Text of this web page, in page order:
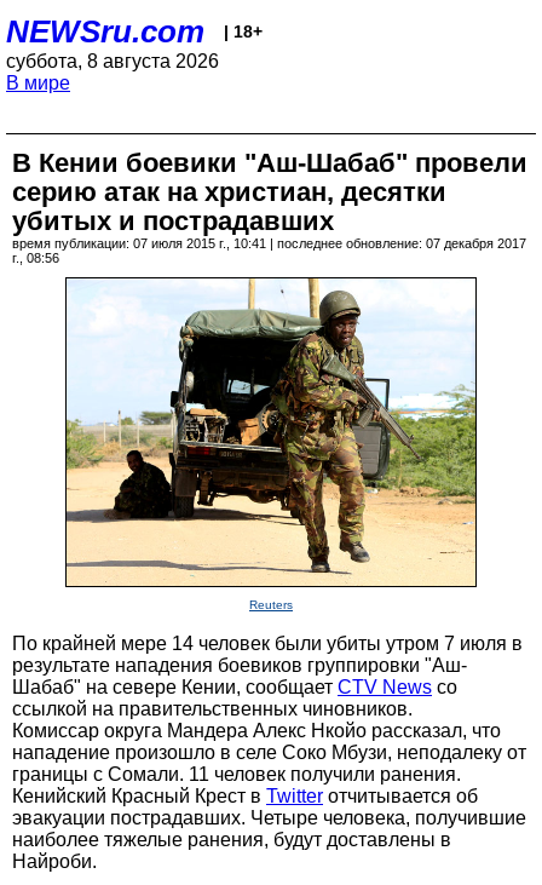
NEWSru.com | 18+
суббота, 8 августа 2026
В мире
В Кении боевики "Аш-Шабаб" провели
серию атак на христиан, десятки
убитых и пострадавших
время публикации: 07 июля 2015 г., 10:41 | последнее обновление: 07 декабря 2017
г., 08:56
Reuters
По крайней мере 14 человек были убиты утром 7 июля в
результате нападения боевиков группировки "Аш-
Шабаб" на севере Кении, сообщает CTV News со
ссылкой на правительственных чиновников.
Комиссар округа Мандера Алекс Нкойо рассказал, что
нападение произошло в селе Соко Мбузи, неподалеку от
границы с Сомали. 11 человек получили ранения.
Кенийский Красный Крест в Twitter отчитывается об
эвакуации пострадавших. Четыре человека, получившие
наиболее тяжелые ранения, будут доставлены в
Найроби.